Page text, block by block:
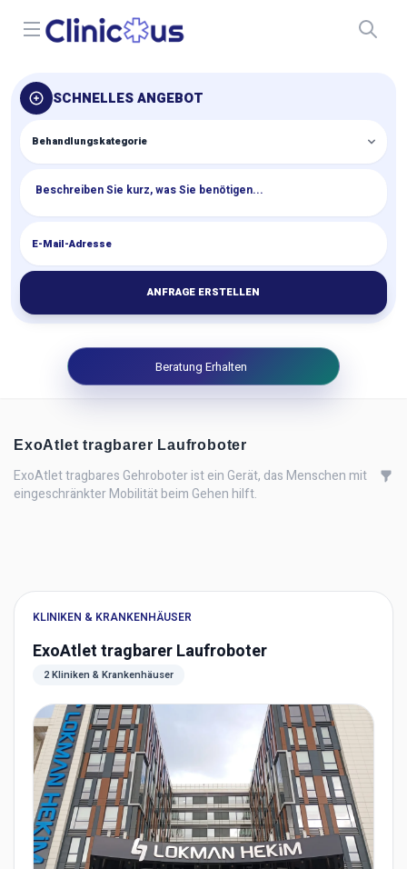
Open menu
SCHNELLES ANGEBOT
ANFRAGE ERSTELLEN
Beratung Erhalten
ExoAtlet tragbarer Laufroboter
ExoAtlet tragbares Gehroboter ist ein Gerät, das Menschen mit
eingeschränkter Mobilität beim Gehen hilft.
KLINIKEN & KRANKENHÄUSER
ExoAtlet tragbarer Laufroboter
2 Kliniken & Krankenhäuser